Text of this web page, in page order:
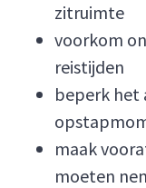
zitruimte
voorkom
reistijden
beperk het
maak
moeten